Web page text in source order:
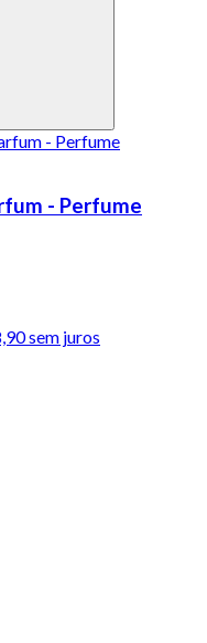
- Perfume
sem juros